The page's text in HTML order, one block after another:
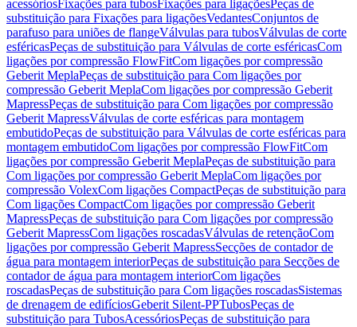
acessóriosFixações para tubosFixações para ligaçõesPeças de
substituição para Fixações para ligaçõesVedantesConjuntos de
parafuso para uniões de flangeVálvulas para tubosVálvulas de corte
esféricasPeças de substituição para Válvulas de corte esféricasCom
ligações por compressão FlowFitCom ligações por compressão
Geberit MeplaPeças de substituição para Com ligações por
compressão Geberit MeplaCom ligações por compressão Geberit
MapressPeças de substituição para Com ligações por compressão
Geberit MapressVálvulas de corte esféricas para montagem
embutidoPeças de substituição para Válvulas de corte esféricas para
montagem embutidoCom ligações por compressão FlowFitCom
ligações por compressão Geberit MeplaPeças de substituição para
Com ligações por compressão Geberit MeplaCom ligações por
compressão VolexCom ligações CompactPeças de substituição para
Com ligações CompactCom ligações por compressão Geberit
MapressPeças de substituição para Com ligações por compressão
Geberit MapressCom ligações roscadasVálvulas de retençãoCom
ligações por compressão Geberit MapressSecções de contador de
água para montagem interiorPeças de substituição para Secções de
contador de água para montagem interiorCom ligações
roscadasPeças de substituição para Com ligações roscadasSistemas
de drenagem de edifíciosGeberit Silent-PPTubosPeças de
substituição para TubosAcessóriosPeças de substituição para